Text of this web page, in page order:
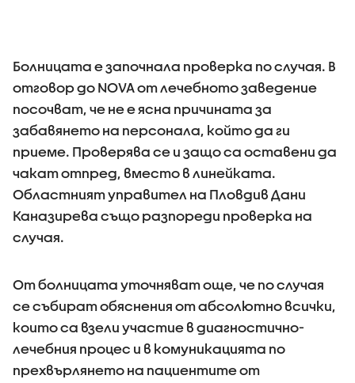
Болницата е започнала проверка по случая. В
отговор до NOVA от лечебното заведение
посочват, че не е ясна причината за
забавянето на персонала, който да ги
приеме. Проверява се и защо са оставени да
чакат отпред, вместо в линейката.
Областният управител на Пловдив Дани
Каназирева също разпореди проверка на
случая.
От болницата уточняват още, че по случая
се събират обяснения от абсолютно всички,
които са взели участие в диагностично-
лечебния процес и в комуникацията по
прехвърлянето на пациентите от